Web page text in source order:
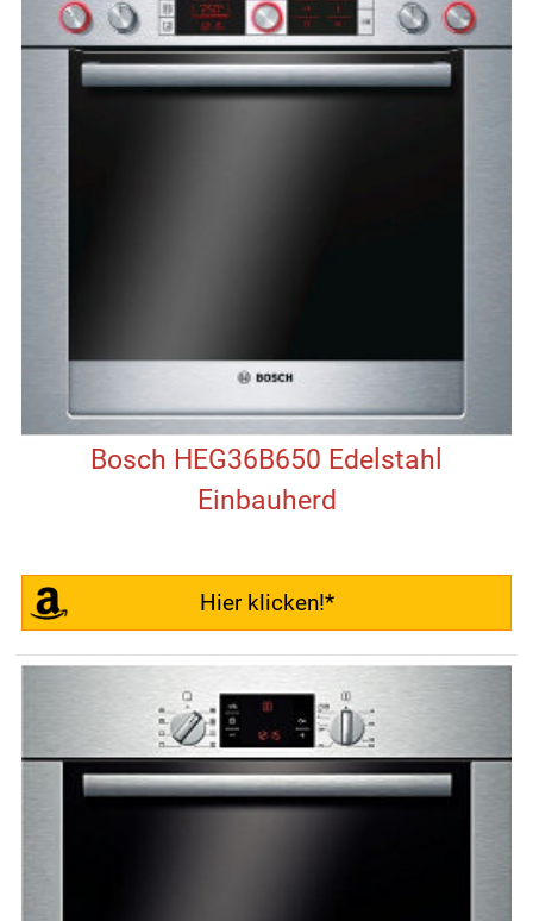
Bosch HEG36B650 Edelstahl
Einbauherd
Hier klicken!*